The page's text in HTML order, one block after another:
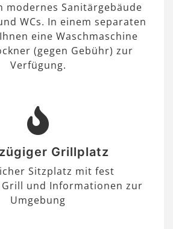
modernes Sanitärgebäude
WCs. In einem separaten
eine Waschmaschine
(gegen Gebühr) zur
Verfügung.
Grillplatz
Sitzplatz mit fest
und Informationen zur
Umgebung